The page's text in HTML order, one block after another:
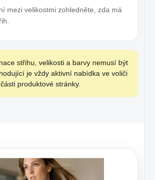
mezi velikostmi zohledněte, zda má
střihu, velikosti a barvy nemusí být
je vždy aktivní nabídka ve voliči
produktové stránky.